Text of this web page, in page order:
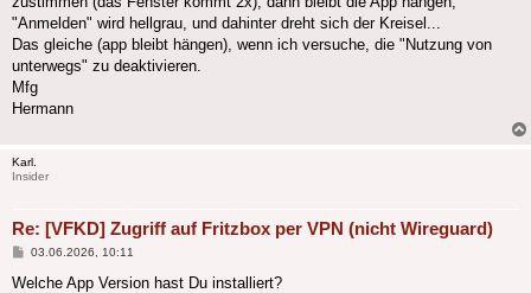
"Anmelden" wird hellgrau, und dahinter dreht sich der Kreisel...
Das gleiche (app bleibt hängen), wenn ich versuche, die "Nutzung von
unterwegs" zu deaktivieren.
Mfg
Hermann
Karl.
Insider
Re: [VFKD] Zugriff auf Fritzbox per VPN (nicht Wireguard)
Beitrag
03.06.2026, 10:11
Welche App Version hast Du installiert?